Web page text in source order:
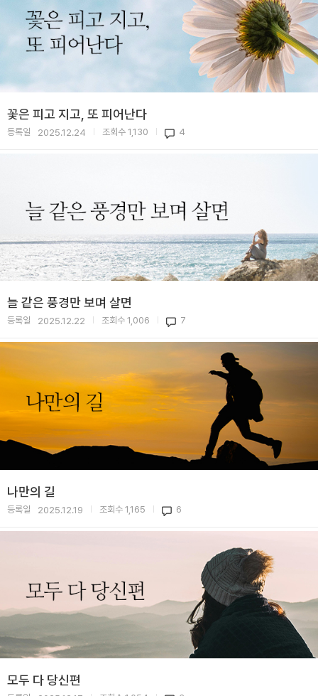
꽃은 피고 지고, 또 피어난다
등록일 2025.12.24 조회수 1,130 4
늘 같은 풍경만 보며 살면
등록일 2025.12.22 조회수 1,006 7
나만의 길
등록일 2025.12.19 조회수 1,165 6
모두 다 당신편